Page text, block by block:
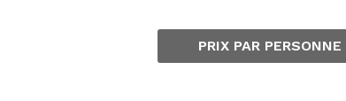
PRIX PAR PERSONNE